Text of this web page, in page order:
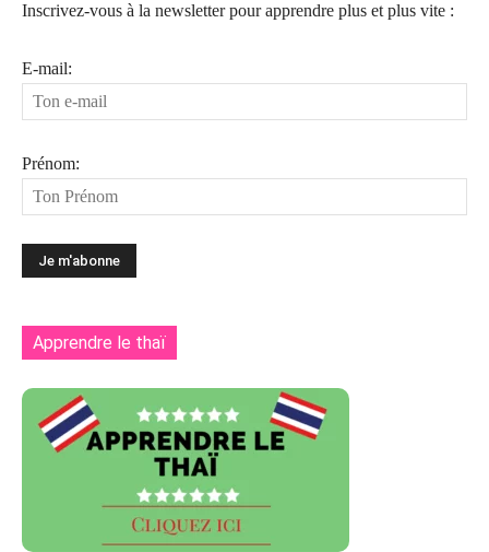
Inscrivez-vous à la newsletter pour apprendre plus et plus vite :
E-mail:
Prénom:
Apprendre le thaï